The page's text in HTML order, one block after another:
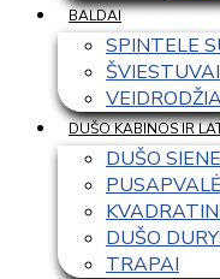
BALDAI
SPINTELE
ŠVIESTUVAI
DUŠO KABINOS IR
DUŠO
DUŠO
TRAPAI